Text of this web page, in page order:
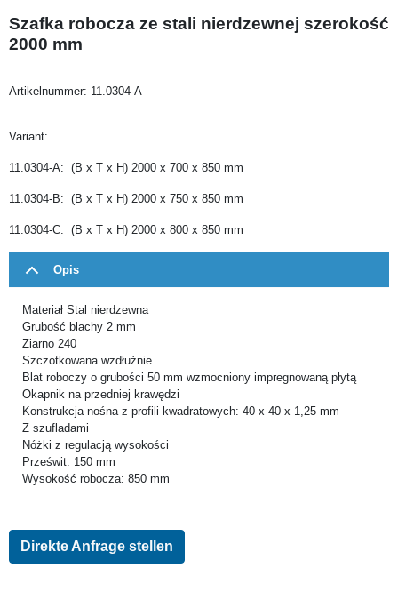
Szafka robocza ze stali nierdzewnej szerokość
2000 mm
Artikelnummer: 11.0304-A
Variant:
11.0304-A: (B x T x H) 2000 x 700 x 850 mm
11.0304-B: (B x T x H) 2000 x 750 x 850 mm
11.0304-C: (B x T x H) 2000 x 800 x 850 mm
Opis
Materiał Stal nierdzewna
Grubość blachy 2 mm
Ziarno 240
Szczotkowana wzdłużnie
Blat roboczy o grubości 50 mm wzmocniony impregnowaną płytą
Okapnik na przedniej krawędzi
Konstrukcja nośna z profili kwadratowych: 40 x 40 x 1,25 mm
Z szufladami
Nóżki z regulacją wysokości
Prześwit: 150 mm
Wysokość robocza: 850 mm
Direkte Anfrage stellen